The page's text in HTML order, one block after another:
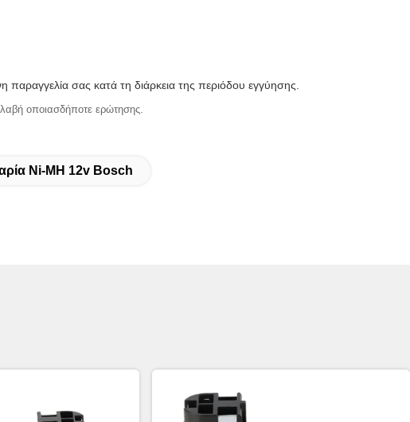
σας κατά τη διάρκεια της περιόδου εγγύησης.
οποιασδήποτε ερώτησης.
Ni-MH 12v Bosch